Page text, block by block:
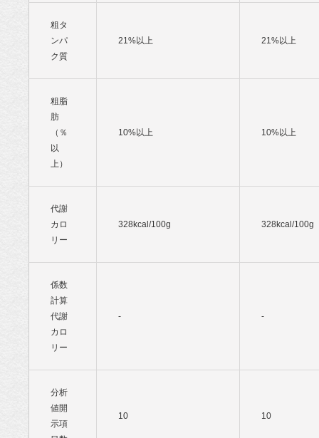
粗タ
ンパ
ク質
21%以上 21%以上
粗脂
肪
（％
以
上）
10%以上 10%以上
代謝
カロ
リー
328kcal/100g 328kcal/100g
係数
計算
代謝
カロ
リー
- -
分析
値開
示項
10 10